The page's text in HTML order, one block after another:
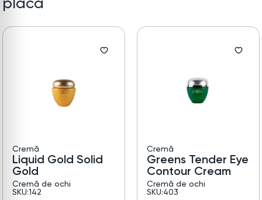
Cremă
Liquid Gold Solid
Gold
Cremă de ochi
SKU:142
Cremă
Greens Tender Eye
Contour Cream
Cremă de ochi
SKU:403